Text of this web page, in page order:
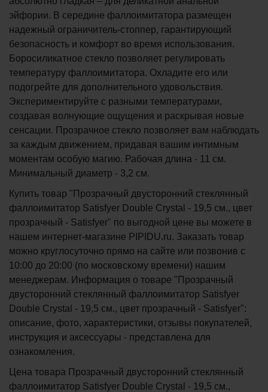
эйфории. В середине фаллоимитатора размещен
надежный ограничитель-стоппер, гарантирующий
безопасность и комфорт во время использования.
Боросиликатное стекло позволяет регулировать
температуру фаллоимитатора. Охладите его или
подогрейте для дополнительного удовольствия.
Экспериментируйте с разными температурами,
создавая волнующие ощущения и раскрывая новые
сенсации. Прозрачное стекло позволяет вам наблюдать
за каждым движением, придавая вашим интимным
моментам особую магию. Рабочая длина - 11 см.
Минимальный диаметр - 3,2 см.
Купить товар "Прозрачный двусторонний стеклянный
фаллоимитатор Satisfyer Double Crystal - 19,5 см., цвет
прозрачный - Satisfyer" по выгодной цене вы можете в
нашем интернет-магазине PIPIDU.ru. Заказать товар
можно круглосуточно прямо на сайте или позвонив с
10:00 до 20:00 (по московскому времени) нашим
менеджерам. Информация о товаре "Прозрачный
двусторонний стеклянный фаллоимитатор Satisfyer
Double Crystal - 19,5 см., цвет прозрачный - Satisfyer":
описание, фото, характеристики, отзывы покупателей,
инструкция и аксессуары - представлена для
ознакомления.
Цена товара Прозрачный двусторонний стеклянный
фаллоимитатор Satisfyer Double Crystal - 19,5 см.,